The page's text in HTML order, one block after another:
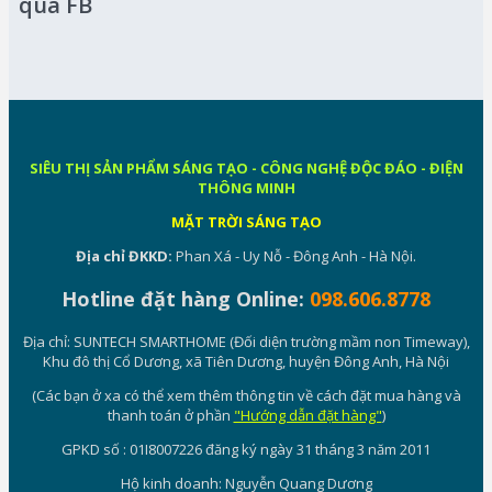
SIÊU THỊ SẢN PHẨM SÁNG TẠO - CÔNG NGHỆ ĐỘC ĐÁO - ĐIỆN
THÔNG MINH
MẶT TRỜI SÁNG TẠO
Địa chỉ ĐKKD: Phan Xá - Uy Nỗ - Đông Anh - Hà Nội.
Hotline đặt hàng Online: 098.606.8778
Địa chỉ: SUNTECH SMARTHOME (Đối diện trường mầm non Timeway),
Khu đô thị Cổ Dương, xã Tiên Dương, huyện Đông Anh, Hà Nội
(Các bạn ở xa có thể xem thêm thông tin về cách đặt mua hàng và
thanh toán ở phần "Hướng dẫn đặt hàng")
GPKD số : 01I8007226 đăng ký ngày 31 tháng 3 năm 2011
Hộ kinh doanh: Nguyễn Quang Dương